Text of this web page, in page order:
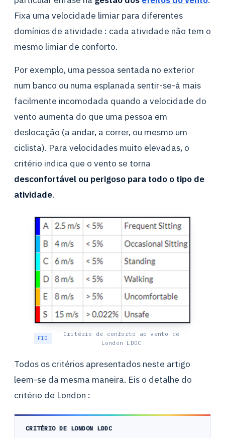
Fixa uma velocidade limiar para diferentes
domínios de atividade : cada atividade não tem o
mesmo limiar de conforto.
Por exemplo, uma pessoa sentada no exterior
num banco ou numa esplanada sentir-se-á mais
facilmente incomodada quando a velocidade do
vento aumenta do que uma pessoa em
deslocação (a andar, a correr, ou mesmo um
ciclista). Para velocidades muito elevadas, o
critério indica que o vento se torna
desconfortável ou perigoso para todo o tipo de
atividade.
Critério de conforto ao vento de
London LDDC
Todos os critérios apresentados neste artigo
leem-se da mesma maneira. Eis o detalhe do
critério de London :
CRITÉRIO DE LONDON LDDC